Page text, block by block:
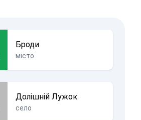
Броди
місто
Долішній Лужок
село